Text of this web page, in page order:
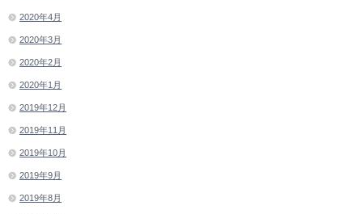
2020年4月
2020年3月
2020年2月
2020年1月
2019年12月
2019年11月
2019年10月
2019年9月
2019年8月